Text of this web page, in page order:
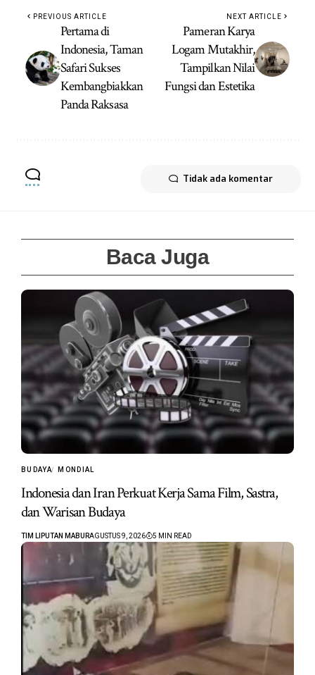
PREVIOUS ARTICLE
Pertama di
Indonesia, Taman
Safari Sukses
Kembangbiakkan
Panda Raksasa
NEXT ARTICLE
Pameran Karya
Logam Mutakhir,
Tampilkan Nilai
Fungsi dan Estetika
Tidak ada komentar
Baca Juga
BUDAYA MONDIAL
Indonesia dan Iran Perkuat Kerja Sama Film, Sastra,
dan Warisan Budaya
TIM LIPUTAN MABURAGUSTUS 9, 2026 5 MIN READ